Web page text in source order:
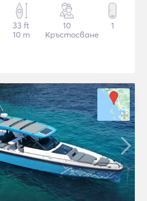
33 ft
10 m
10
Кръстосване
1